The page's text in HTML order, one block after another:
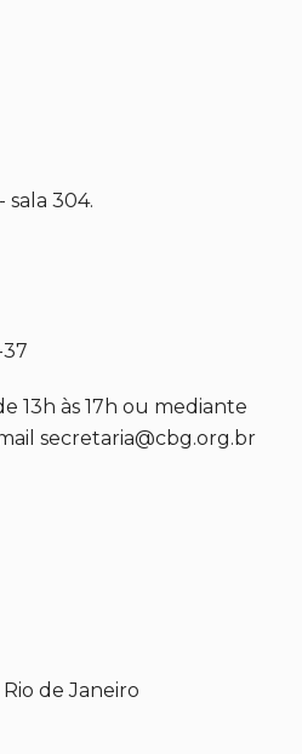
sala 304.
37
13h às 17h ou mediante
secretaria@cbg.org.br
de Janeiro